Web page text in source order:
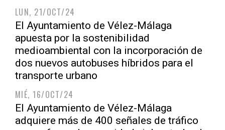
LUN, 21/OCT/24
El Ayuntamiento de Vélez-Málaga
apuesta por la sostenibilidad
medioambiental con la incorporación de
dos nuevos autobuses híbridos para el
transporte urbano
MIÉ, 16/OCT/24
El Ayuntamiento de Vélez-Málaga
adquiere más de 400 señales de tráfico